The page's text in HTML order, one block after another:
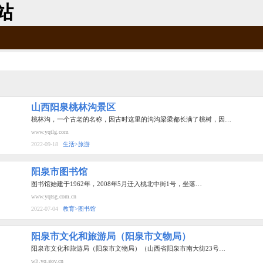
山西阳泉桃林沟景区
桃林沟，一个古老的名称，因古时这里的沟沟梁梁都长满了桃树，因…
www.yqtlg.com
2022-09-18
生活>旅游
阳泉市图书馆
图书馆始建于1962年，2008年5月迁入桃北中街1号，坐落…
www.yqtsg.com.cn
2022-07-04
教育>图书馆
阳泉市文化和旅游局（阳泉市文物局）
阳泉市文化和旅游局（阳泉市文物局）（山西省阳泉市南大街23号…
wlj.yq.gov.cn